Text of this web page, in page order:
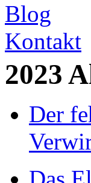
Blog
Kontakt
2023
Der